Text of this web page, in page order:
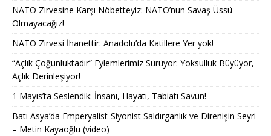
NATO Zirvesine Karşı Nöbetteyiz: NATO’nun Savaş Üssü
Olmayacağız!
NATO Zirvesi İhanettir: Anadolu’da Katillere Yer yok!
“Açlık Çoğunluktadır” Eylemlerimiz Sürüyor: Yoksulluk Büyüyor,
Açlık Derinleşiyor!
1 Mayıs’ta Seslendik: İnsanı, Hayatı, Tabiatı Savun!
Batı Asya’da Emperyalist-Siyonist Saldırganlık ve Direnişin Seyri
– Metin Kayaoğlu (video)